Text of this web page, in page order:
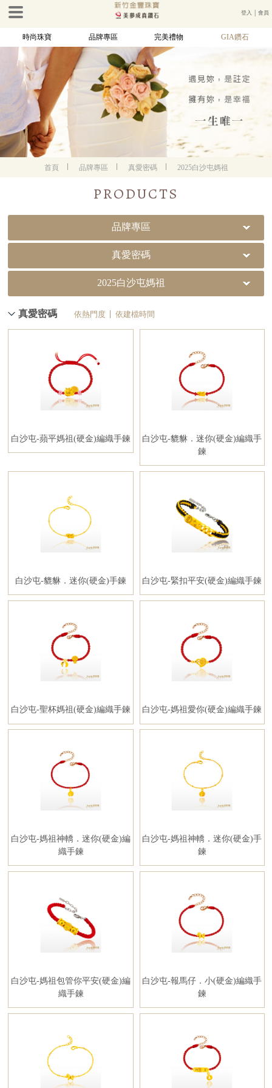
登入 │會員
時尚珠寶 品牌專區 完美禮物 GIA鑽石
首頁 品牌專區 真愛密碼 2025白沙屯媽祖
PRODUCTS
品牌專區
真愛密碼
2025白沙屯媽祖
真愛密碼 依熱門度 依建檔時間
白沙屯-蘋平媽祖(硬金)編織手鍊
白沙屯-貔貅．迷你(硬金)編織手
鍊
白沙屯-貔貅．迷你(硬金)手鍊 白沙屯-緊扣平安(硬金)編織手鍊
白沙屯-聖杯媽祖(硬金)編織手鍊 白沙屯-媽祖愛你(硬金)編織手鍊
白沙屯-媽祖神轎．迷你(硬金)編
織手鍊
白沙屯-媽祖神轎．迷你(硬金)手
鍊
白沙屯-媽祖包管你平安(硬金)編
織手鍊
白沙屯-報馬仔．小(硬金)編織手
鍊